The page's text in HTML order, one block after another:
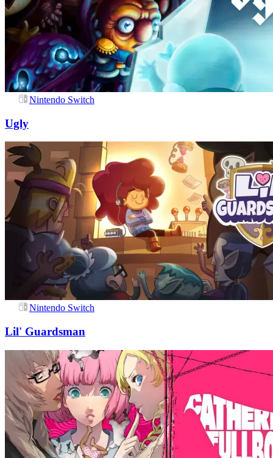
Nintendo Switch
Ugly
Nintendo Switch
Lil' Guardsman